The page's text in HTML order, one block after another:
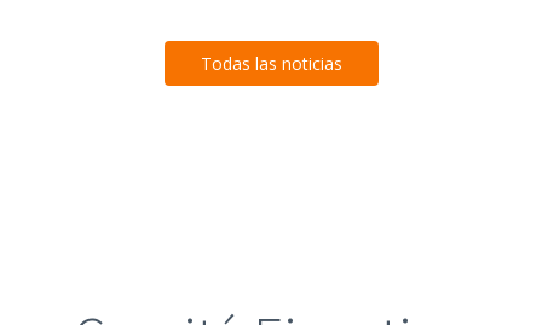
Todas las noticias